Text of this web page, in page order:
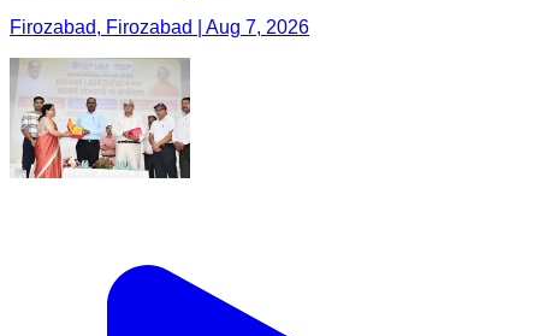
Firozabad, Firozabad | Aug 7, 2026